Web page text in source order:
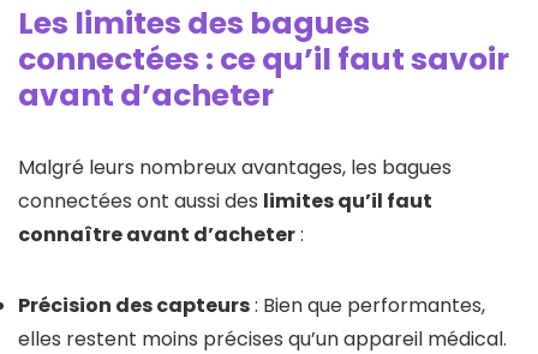
Les limites des bagues
connectées : ce qu’il faut savoir
avant d’acheter
Malgré leurs nombreux avantages, les bagues
connectées ont aussi des limites qu’il faut
connaître avant d’acheter:
Précision des capteurs: Bien que performantes,
elles restent moins précises qu’un appareil médical.